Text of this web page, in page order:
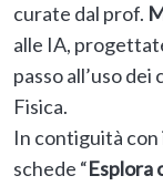
curate dal prof.
alle IA,
passo all’uso
Fisica.
In contiguità con
schede “Esplora